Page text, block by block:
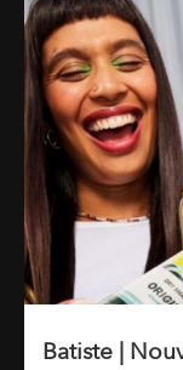
Batiste |